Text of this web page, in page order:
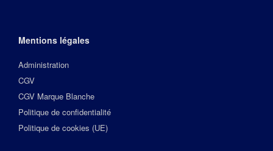
Mentions légales
Administration
CGV
CGV Marque Blanche
Politique de confidentialité
Politique de cookies (UE)